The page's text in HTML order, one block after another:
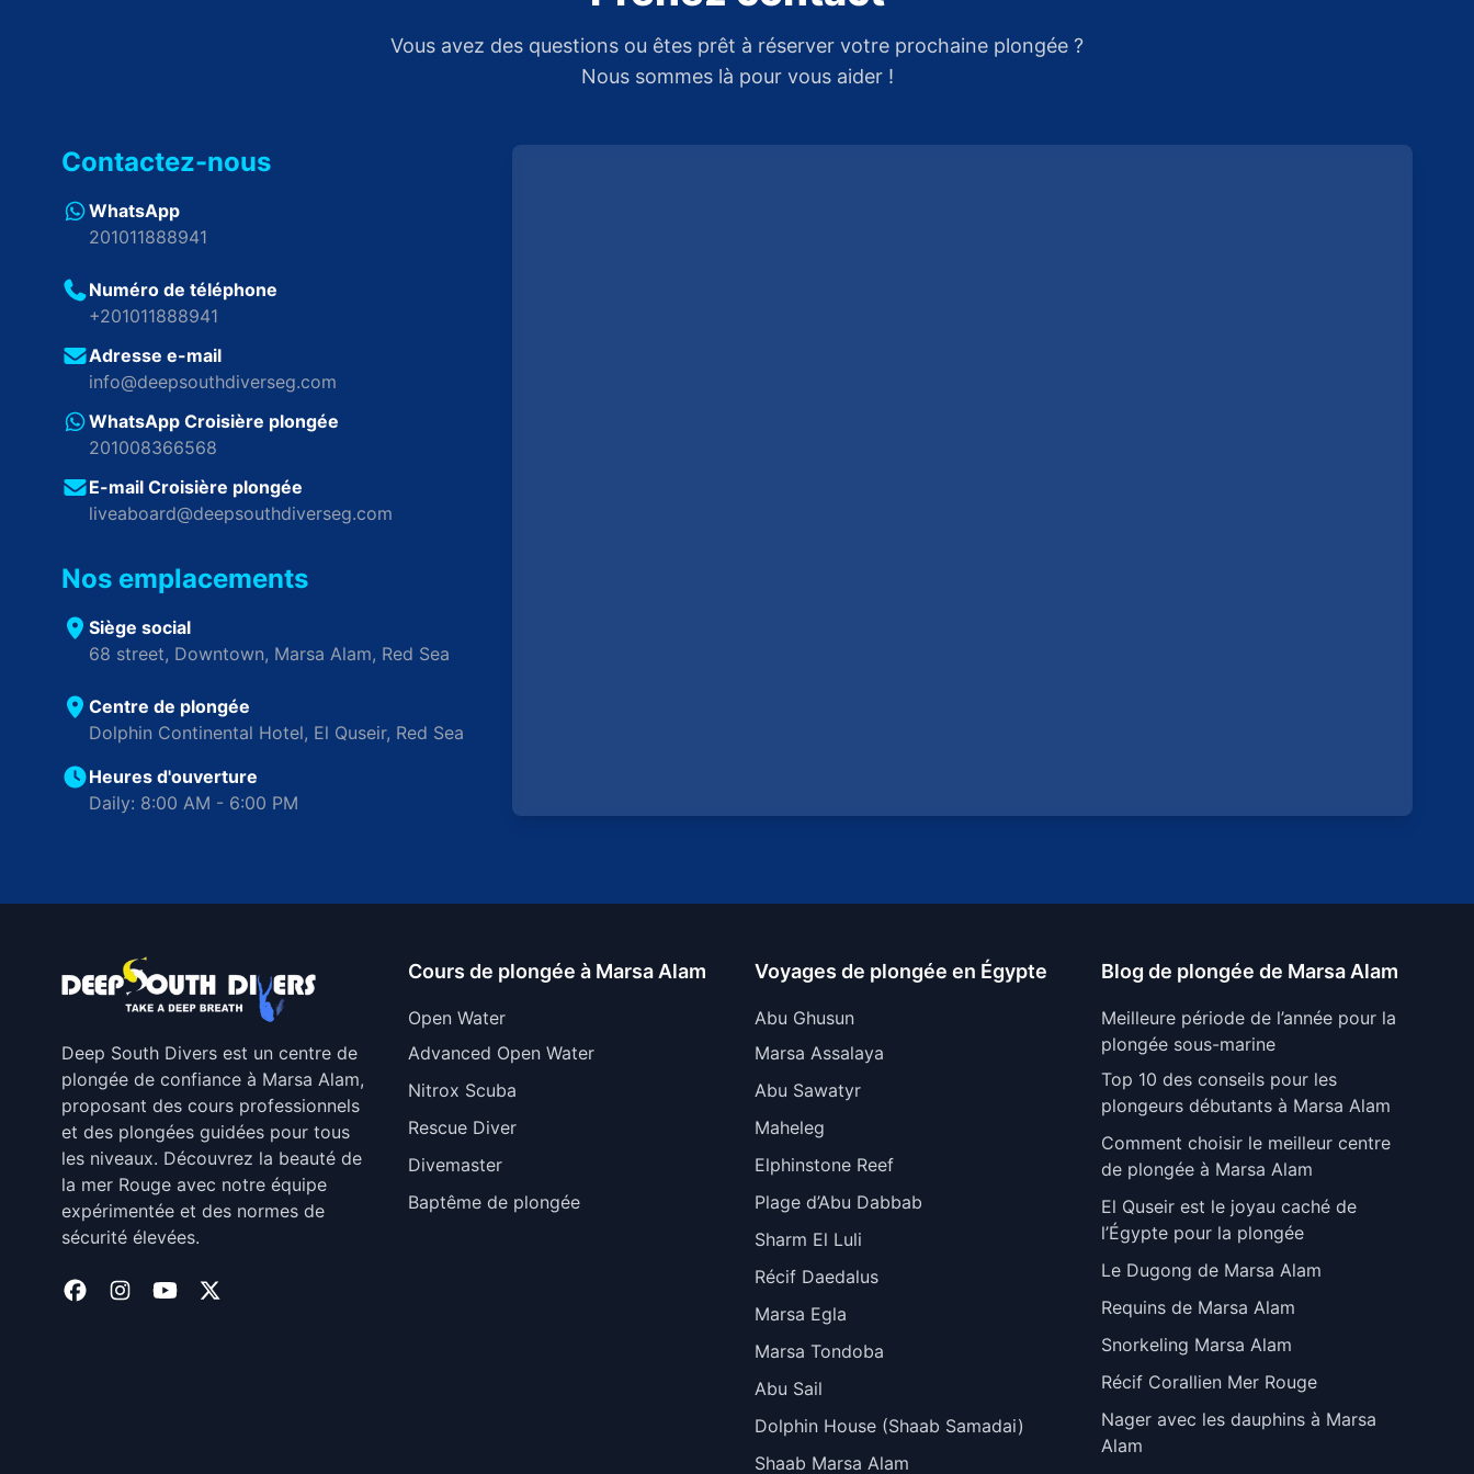
Vous avez des questions ou êtes prêt à réserver votre prochaine plongée ?
Nous sommes là pour vous aider !
Contactez-nous
WhatsApp
201011888941
Numéro de téléphone
+201011888941
Adresse e-mail
info@deepsouthdiverseg.com
WhatsApp Croisière plongée
201008366568
E-mail Croisière plongée
liveaboard@deepsouthdiverseg.com
Nos emplacements
Siège social
68 street, Downtown, Marsa Alam, Red Sea
Centre de plongée
Dolphin Continental Hotel, El Quseir, Red Sea
Heures d'ouverture
Daily: 8:00 AM - 6:00 PM
Deep South Divers est un centre de
plongée de confiance à Marsa Alam,
proposant des cours professionnels
et des plongées guidées pour tous
les niveaux. Découvrez la beauté de
la mer Rouge avec notre équipe
expérimentée et des normes de
sécurité élevées.
Cours de plongée à Marsa Alam
Open Water
Advanced Open Water
Nitrox Scuba
Rescue Diver
Divemaster
Baptême de plongée
Voyages de plongée en Égypte
Abu Ghusun
Marsa Assalaya
Abu Sawatyr
Maheleg
Elphinstone Reef
Plage d’Abu Dabbab
Sharm El Luli
Récif Daedalus
Marsa Egla
Marsa Tondoba
Abu Sail
Dolphin House (Shaab Samadai)
Shaab Marsa Alam
Blog de plongée de Marsa Alam
Meilleure période de l’année pour la
plongée sous-marine
Top 10 des conseils pour les
plongeurs débutants à Marsa Alam
Comment choisir le meilleur centre
de plongée à Marsa Alam
El Quseir est le joyau caché de
l’Égypte pour la plongée
Le Dugong de Marsa Alam
Requins de Marsa Alam
Snorkeling Marsa Alam
Récif Corallien Mer Rouge
Nager avec les dauphins à Marsa
Alam